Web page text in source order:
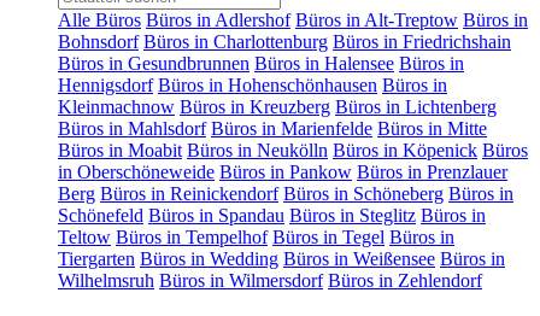
Alle Büros Büros in Adlershof Büros in Alt-Treptow Büros in
Bohnsdorf Büros in Charlottenburg Büros in Friedrichshain
Büros in Gesundbrunnen Büros in Halensee Büros in
Hennigsdorf Büros in Hohenschönhausen Büros in
Kleinmachnow Büros in Kreuzberg Büros in Lichtenberg
Büros in Mahlsdorf Büros in Marienfelde Büros in Mitte
Büros in Moabit Büros in Neukölln Büros in Köpenick Büros
in Oberschöneweide Büros in Pankow Büros in Prenzlauer
Berg Büros in Reinickendorf Büros in Schöneberg Büros in
Schönefeld Büros in Spandau Büros in Steglitz Büros in
Teltow Büros in Tempelhof Büros in Tegel Büros in
Tiergarten Büros in Wedding Büros in Weißensee Büros in
Wilhelmsruh Büros in Wilmersdorf Büros in Zehlendorf